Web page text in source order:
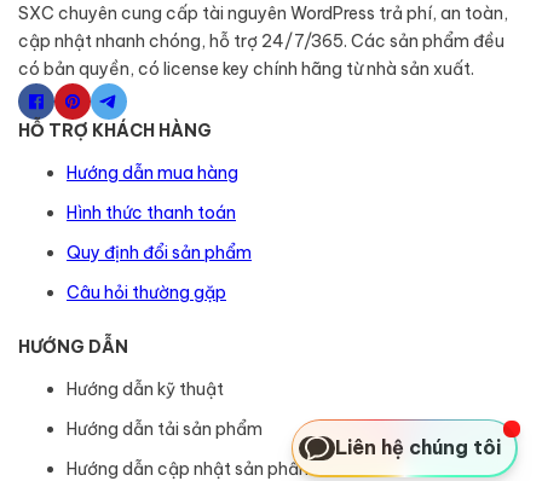
SXC chuyên cung cấp tài nguyên WordPress trả phí, an toàn,
cập nhật nhanh chóng, hỗ trợ 24/7/365. Các sản phẩm đều
có bản quyền, có license key chính hãng từ nhà sản xuất.
HỖ TRỢ KHÁCH HÀNG
Hướng dẫn mua hàng
Hình thức thanh toán
Quy định đổi sản phẩm
Câu hỏi thường gặp
HƯỚNG DẪN
Hướng dẫn kỹ thuật
Hướng dẫn tải sản phẩm
Hướng dẫn cập nhật sản phẩm
Liên hệ chúng tôi